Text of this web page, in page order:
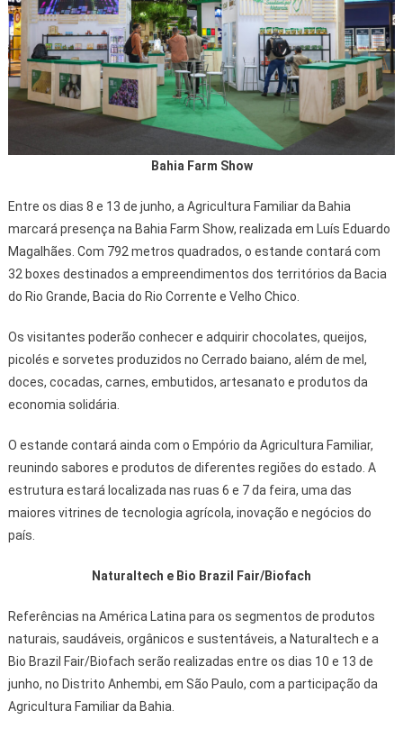
Bahia Farm Show
Entre os dias 8 e 13 de junho, a Agricultura Familiar da Bahia
marcará presença na Bahia Farm Show, realizada em Luís Eduardo
Magalhães. Com 792 metros quadrados, o estande contará com
32 boxes destinados a empreendimentos dos territórios da Bacia
do Rio Grande, Bacia do Rio Corrente e Velho Chico.
Os visitantes poderão conhecer e adquirir chocolates, queijos,
picolés e sorvetes produzidos no Cerrado baiano, além de mel,
doces, cocadas, carnes, embutidos, artesanato e produtos da
economia solidária.
O estande contará ainda com o Empório da Agricultura Familiar,
reunindo sabores e produtos de diferentes regiões do estado. A
estrutura estará localizada nas ruas 6 e 7 da feira, uma das
maiores vitrines de tecnologia agrícola, inovação e negócios do
país.
Naturaltech e Bio Brazil Fair/Biofach
Referências na América Latina para os segmentos de produtos
naturais, saudáveis, orgânicos e sustentáveis, a Naturaltech e a
Bio Brazil Fair/Biofach serão realizadas entre os dias 10 e 13 de
junho, no Distrito Anhembi, em São Paulo, com a participação da
Agricultura Familiar da Bahia.